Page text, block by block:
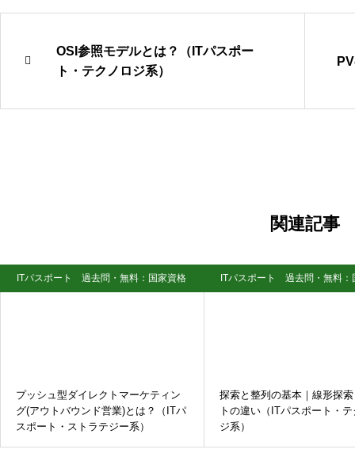
OSI参照モデルとは？（ITパスポー
ト・テクノロジ系）
関連記事
ITパスポート 過去問・無料：国家資格
プッシュ型ダイレクトマーケティン
グ(アウトバウンド営業)とは？（ITパ
スポート・ストラテジー系）
ITパスポート 過去問・無料：
探索と整列の基本｜線形探
トの違い（ITパスポート・
ジ系）